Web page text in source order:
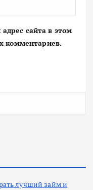
сайта в этом
комментариев.
лучший займ и